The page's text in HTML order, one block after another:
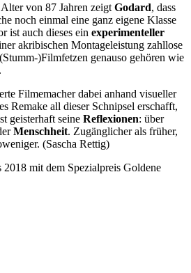
von 87 Jahren zeigt Godard, dass
noch einmal eine ganz eigene Klasse
ist auch dieses ein experimenteller
akribischen Montageleistung zahllose
)Filmfetzen genauso gehören wie
Filmemacher dabei anhand visueller
Remake all dieser Schnipsel erschafft,
geisterhaft seine Reflexionen: über
Menschheit. Zugänglicher als früher,
(Sascha Rettig)
mit dem Spezialpreis Goldene